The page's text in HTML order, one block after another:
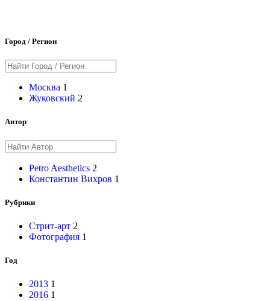
Город / Регион
Москва 1
Жуковский 2
Автор
Petro Aesthetics 2
Константин Вихров 1
Рубрики
Стрит-арт 2
Фотография 1
Год
2013 1
2016 1